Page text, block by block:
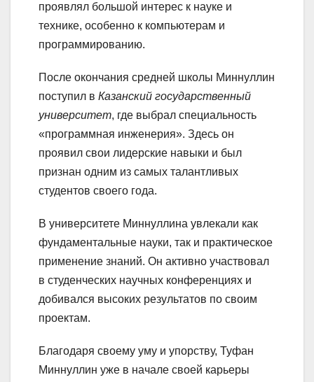
проявлял большой интерес к науке и
технике, особенно к компьютерам и
программированию.
После окончания средней школы Миннуллин
поступил в Казанский государственный
университет, где выбрал специальность
«программная инженерия». Здесь он
проявил свои лидерские навыки и был
признан одним из самых талантливых
студентов своего года.
В университете Миннуллина увлекали как
фундаментальные науки, так и практическое
применение знаний. Он активно участвовал
в студенческих научных конференциях и
добивался высоких результатов по своим
проектам.
Благодаря своему уму и упорству, Туфан
Миннуллин уже в начале своей карьеры